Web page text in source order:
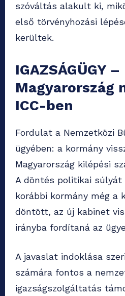
szóváltás alakult ki,
első törvényhozási
kerültek.
IGAZSÁGÜGY –
Magyarország
ICC-ben
Fordulat a Nemzetközi
ügyében: a kormány
Magyarország kilépési
A döntés politikai súlyát
korábbi kormány még a
döntött, az új kabinet
irányba fordítaná az
A javaslat indoklása
számára fontos a
igazságszolgáltatás